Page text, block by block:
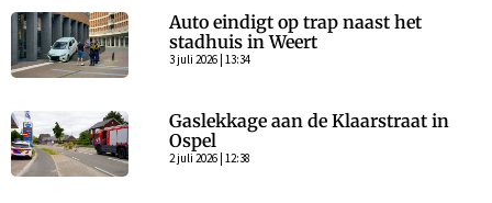
Auto eindigt op trap naast het
stadhuis in Weert
3 juli 2026 | 13:34
Gaslekkage aan de Klaarstraat in
Ospel
2 juli 2026 | 12:38